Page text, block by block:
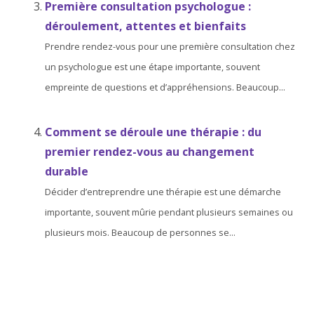
Première consultation psychologue :
déroulement, attentes et bienfaits
Prendre rendez-vous pour une première consultation chez
un psychologue est une étape importante, souvent
empreinte de questions et d’appréhensions. Beaucoup...
Comment se déroule une thérapie : du
premier rendez-vous au changement
durable
Décider d’entreprendre une thérapie est une démarche
importante, souvent mûrie pendant plusieurs semaines ou
plusieurs mois. Beaucoup de personnes se...